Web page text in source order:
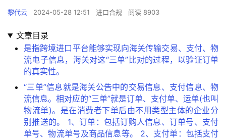
黎代云 2024-05-28 12:51 进口合规 阅读 8903
文章目录
是指跨境进口平台能够实现向海关传输交易、支付、物
流电子信息，海关对这“三单”比对的过程，以验证订单
的真实性。
“三单”信息就是海关公告中的交易信息、支付信息、物
流信息。相对应的“三单”就是订单、支付单、运单(也叫
物流单)。是在消费者下单后由不用类型主体的企业分
别推送的。 1、订单：包括订购人信息、订单号、支付
单号、物流单号及商品信息等。 2、支付单：包括支付